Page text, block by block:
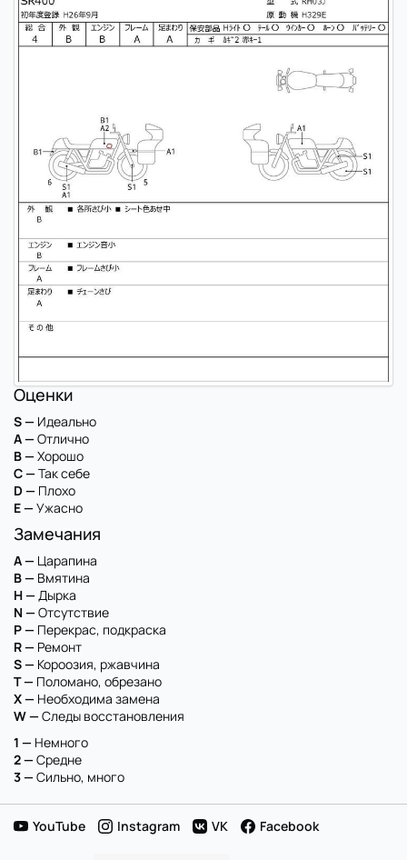
Оценки
S — Идеально
A — Отлично
B — Хорошо
C — Так себе
D — Плохо
E — Ужасно
Замечания
A — Царапина
B — Вмятина
H — Дырка
N — Отсутствие
P — Перекрас, подкраска
R — Ремонт
S — Короозия, ржавчина
T — Поломано, обрезано
X — Необходима замена
W — Следы восстановления
1 — Немного
2 — Средне
3 — Сильно, много
YouTube Instagram VK Facebook